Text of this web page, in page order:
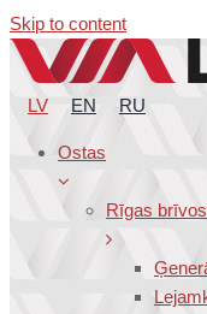
Skip to content
LV EN RU
Ostas
Rīgas